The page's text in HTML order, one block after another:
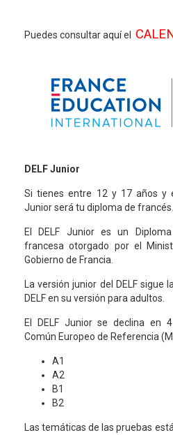
Puedes consultar aquí el
DELF Junior
Si tienes entre 12 y 17 años y
Junior será tu diploma de francés.
El DELF Junior es un
francesa otorgado por el
Gobierno de Francia.
La versión junior del DELF sigue
DELF en su versión para adultos.
El DELF Junior se declina en
Común Europeo de Referencia
A1
A2
B1
B2
Las temáticas de las pruebas